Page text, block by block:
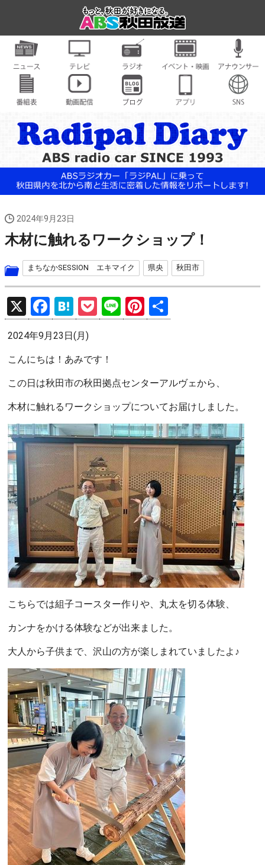
2024年9月23日
木材に触れるワークショップ！
まちなかSESSION エキマイク 県央 秋田市
X
F
a
ce
b
o
o
k
H
at
e
n
a
P
o
et
Li
n
Pi
nt
t
有
2024年9月23日(月)
こんにちは！あみです！
この日は秋田市の秋田拠点センターアルヴェから、
木材に触れるワークショップについてお届けしました。
こちらでは組子コースター作りや、丸太を切る体験、
カンナをかける体験などが出来ました。
大人から子供まで、沢山の方が楽しまれていましたよ♪